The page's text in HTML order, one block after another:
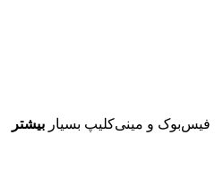
فیس‌بوک و مینی‌کلیپ بسیار بیشتر